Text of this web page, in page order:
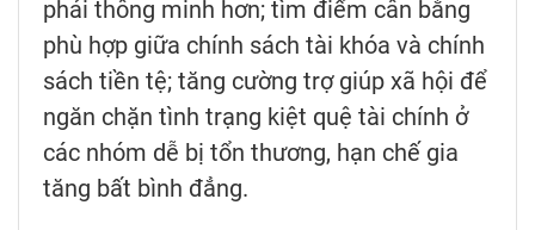
phải thông minh hơn; tìm điểm cân bằng
phù hợp giữa chính sách tài khóa và chính
sách tiền tệ; tăng cường trợ giúp xã hội để
ngăn chặn tình trạng kiệt quệ tài chính ở
các nhóm dễ bị tổn thương, hạn chế gia
tăng bất bình đẳng.